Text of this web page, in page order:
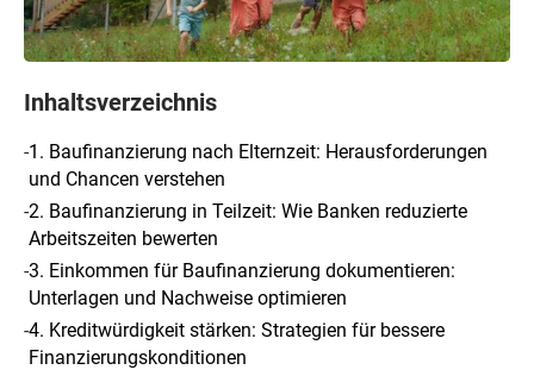
Inhaltsverzeichnis
-1. Baufinanzierung nach Elternzeit: Herausforderungen
und Chancen verstehen
-2. Baufinanzierung in Teilzeit: Wie Banken reduzierte
Arbeitszeiten bewerten
-3. Einkommen für Baufinanzierung dokumentieren:
Unterlagen und Nachweise optimieren
-4. Kreditwürdigkeit stärken: Strategien für bessere
Finanzierungskonditionen